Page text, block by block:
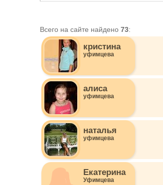
Всего на сайте найдено 73:
кристина
уфимцева
алиса
уфимцева
наталья
уфимцева
Екатерина
Уфимцева